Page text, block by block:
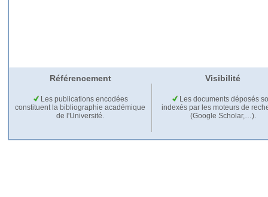
Référencement Visibilité
Les publications encodées
constituent la bibliographie académique
de l'Université.
Les documents déposés
indexés par les moteurs de
(Google Scholar,…).